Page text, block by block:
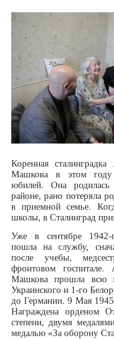
Коренная
Машкова в этом году
юбилей. Она родилась
районе, рано потеряла
в приемной семье.
школы, в Сталинград
Уже в сентябре 1942-
пошла на службу,
после учебы,
фронтовом госпитале.
Машкова прошла всю
Украинского и 1-го
до Германии. 9 Мая
Награждена орденом
степени, двумя
медалью «За оборону